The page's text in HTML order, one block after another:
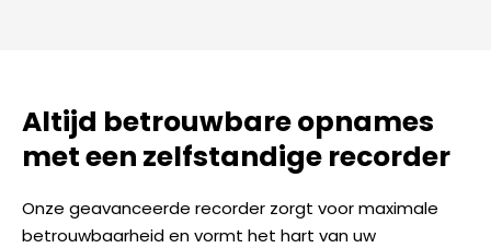
Altijd betrouwbare opnames
met een zelfstandige recorder
Onze geavanceerde recorder zorgt voor maximale
betrouwbaarheid en vormt het hart van uw